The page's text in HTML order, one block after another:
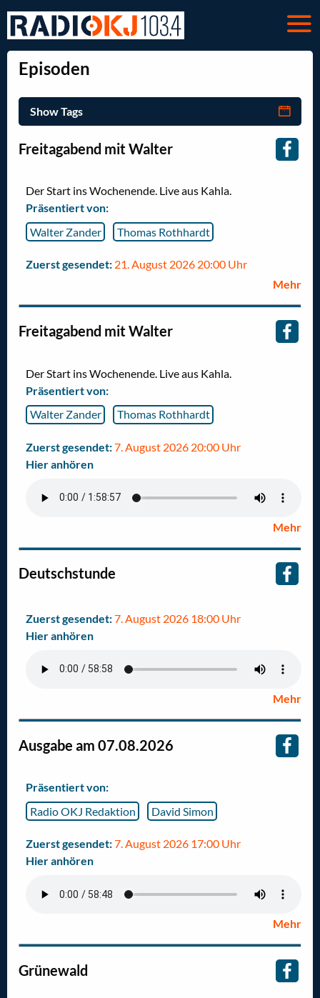
Episoden
Show Tags
Freitagabend mit Walter
Der Start ins Wochenende. Live aus Kahla.
Präsentiert von:
Walter Zander
Thomas Rothhardt
Zuerst gesendet: 21. August 2026 20:00 Uhr
Mehr
Freitagabend mit Walter
Der Start ins Wochenende. Live aus Kahla.
Präsentiert von:
Walter Zander
Thomas Rothhardt
Zuerst gesendet:7. August 2026 20:00 Uhr
Hier anhören
Mehr
Deutschstunde
Zuerst gesendet:7. August 2026 18:00 Uhr
Hier anhören
Mehr
Ausgabe am 07.08.2026
Präsentiert von:
Radio OKJ Redaktion
David Simon
Zuerst gesendet:7. August 2026 17:00 Uhr
Hier anhören
Mehr
Grünewald